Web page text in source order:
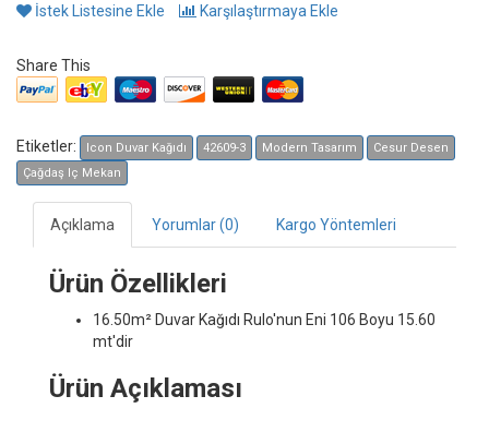
İstek Listesine Ekle Karşılaştırmaya Ekle
Share This
Etiketler: Icon Duvar Kağıdı 42609-3 Modern Tasarım
Cesur Desen
Çağdaş Iç Mekan
Açıklama Yorumlar (0) Kargo Yöntemleri
Ürün Özellikleri
16.50m² Duvar Kağıdı Rulo'nun Eni 106 Boyu 15.60
mt'dir
Ürün Açıklaması